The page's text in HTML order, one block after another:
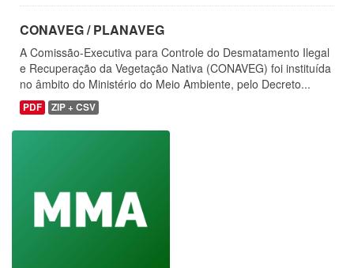
CONAVEG / PLANAVEG
A Comissão-Executiva para Controle do Desmatamento Ilegal
e Recuperação da Vegetação Nativa (CONAVEG) foi instituída
no âmbito do Ministério do Meio Ambiente, pelo Decreto...
PDF ZIP + CSV